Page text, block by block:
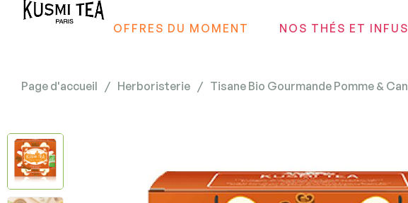
OFFRES DU MOMENT NOS THÉS ET
Page d'accueil / Herboristerie / Tisane Bio Gourmande Pomme &